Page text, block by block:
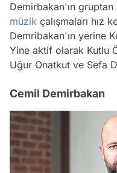
Demirbakan'ın gruptan
müzik çalışmaları hız
Demribakan'ın yerine
Yine aktif olarak Kutlu
Uğur Onatkut ve Sefa
Cemil Demirbakan